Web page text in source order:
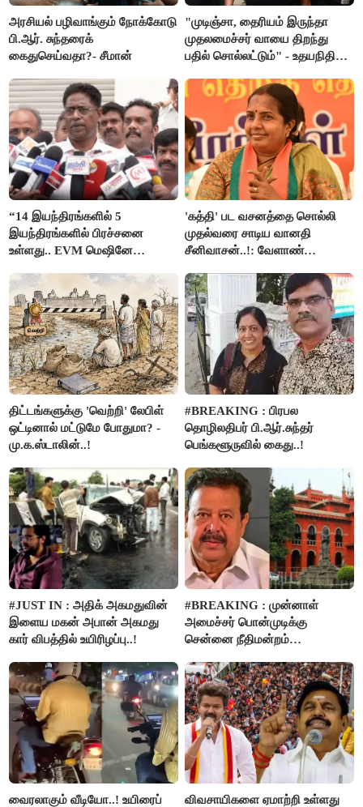
அரசியல் பழிவாங்கும் நோக்கோடு
பி.ஆர். சுந்தரைக்
கைதுசெய்வதா?- சீமான்
"முடிஞ்சா, தைரியம் இருந்தா
முதலமைச்சர் வாயை திறந்து
பதில் சொல்லட்டும்" - உதயநிதி
“14 இயந்திரங்களில் 5
இயந்திரங்களில் பிரச்சனை
உள்ளது.. EVM மெஷினே
இளங்கோ
'கத்தி' பட வசனத்தை சொல்லி
முதல்வரை சாடிய வானதி
சீனிவாசன்..!: வேளாண்
எதிர்ப்பு!
திட்டங்களுக்கு 'வெற்றி' லேபிள்
ஒட்டினால் மட்டுமே போதுமா? -
மு.க.ஸ்டாலின்..!
#BREAKING : பிரபல
தொழிலதிபர் பி.ஆர்.சுந்தர்
பெங்களூருவில் கைது..!
#JUST IN : அதிக் அகமதுவின்
இளைய மகன் அபான் அகமது
கார் விபத்தில் உயிரிழப்பு..!
#BREAKING : முன்னாள்
அமைச்சர் பொன்முடிக்கு
சென்னை நீதிமன்றம்
வைரலாகும் வீடியோ..! உயிரைப்
விவசாயிகளை ஏமாற்றி உள்ளது